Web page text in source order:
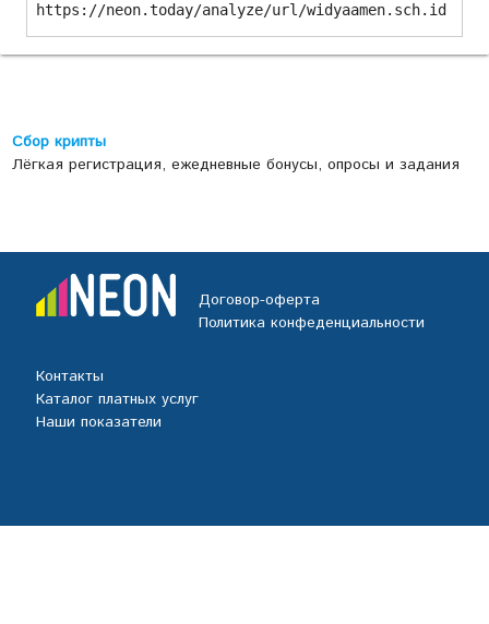
https://neon.today/analyze/url/widyaamen.sch.id
Сбор крипты
Лёгкая регистрация, ежедневные бонусы, опросы и задания
Договор-оферта
Политика конфеденциальности
Контакты
Каталог платных услуг
Наши показатели